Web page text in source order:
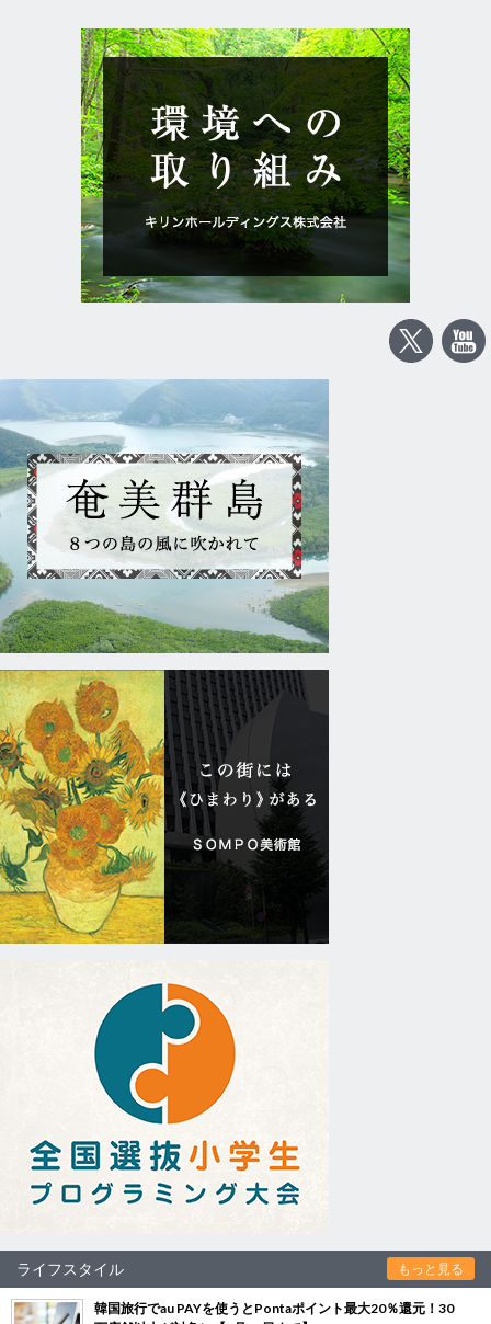
ライフスタイル もっと見る
韓国旅行でau PAYを使うとPontaポイント最大20％還元！30